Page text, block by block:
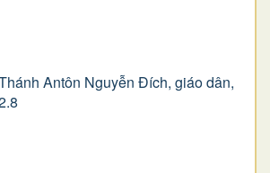
Antôn Nguyễn Ðích, giáo dân,